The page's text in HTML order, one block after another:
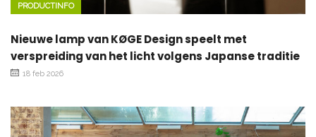
PRODUCTINFO
Nieuwe lamp van KØGE Design speelt met
verspreiding van het licht volgens Japanse traditie
18 feb 2026